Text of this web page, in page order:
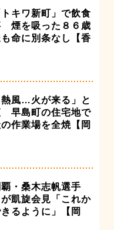
キワ新町」で飲食
煙を吸った８６歳
命に別条なし【香
熱風…火が来る」と
早島町の住宅地で
作業場を全焼【岡
・桑木志帆選手
が凱旋会見「これか
るように」【岡